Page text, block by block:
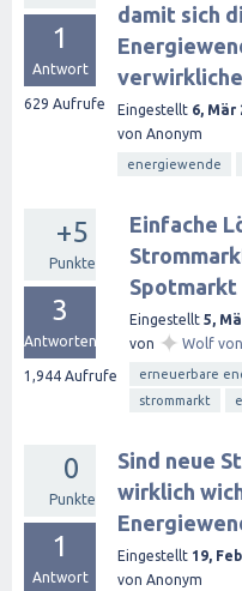
1
Antwort
629 Aufrufe
damit sich
Eingestellt 6, Mär
von Anonym
energiewende
+5
Punkte
3
Antworten
1,944 Aufrufe
Einfache
Spotmarkt
Eingestellt 5,
von ✦ Wolf
erneuerbare
strommarkt
0
Punkte
1
Antwort
Sind neue
wirklich
Eingestellt 19,
von Anonym